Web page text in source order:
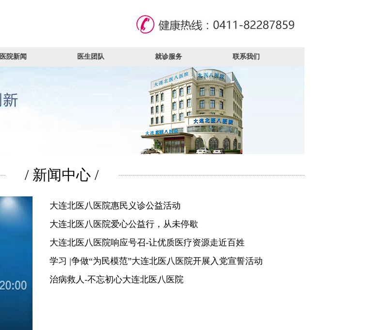
医院新闻 医生团队 就诊服务 联系我们
/ 新闻中心 /
大连北医八医院惠民义诊公益活动
大连北医八医院爱心公益行，从未停歇
大连北医八医院响应号召-让优质医疗资源走近百姓
学习 |争做“为民模范”大连北医八医院开展入党宣誓活动
治病救人-不忘初心大连北医八医院